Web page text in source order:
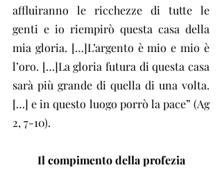
affluiranno le ricchezze di tutte le
genti e io riempirò questa casa della
mia gloria. […]L’argento è mio e mio è
l’oro. […]La gloria futura di questa casa
sarà più grande di quella di una volta.
[…] e in questo luogo porrò la pace” (Ag
2, 7-10).
Il compimento della profezia